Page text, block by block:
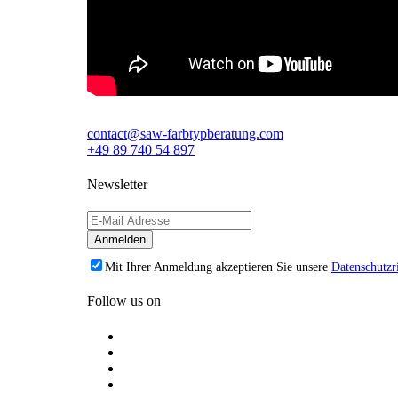
contact@saw-farbtypberatung.com
+49 89 740 54 897
Newsletter
Mit Ihrer Anmeldung akzeptieren Sie unsere
Follow us on